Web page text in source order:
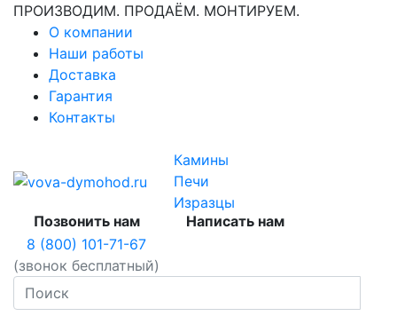
ПРОИЗВОДИМ. ПРОДАЁМ. МОНТИРУЕМ.
О компании
Наши работы
Доставка
Гарантия
Контакты
Камины
Печи
Изразцы
Позвонить нам
8 (800) 101-71-67
(звонок бесплатный)
Написать нам